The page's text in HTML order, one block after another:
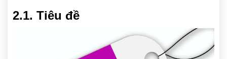
2.1. Tiêu đề